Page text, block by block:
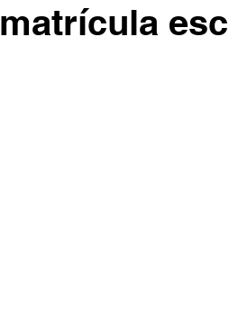
matrícula